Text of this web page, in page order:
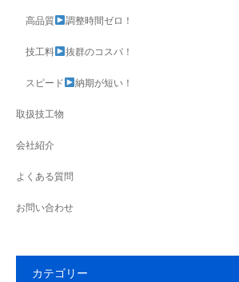
高品質 調整時間ゼロ！
技工料 抜群のコスパ！
スピード 納期が短い！
取扱技工物
会社紹介
よくある質問
お問い合わせ
カテゴリー